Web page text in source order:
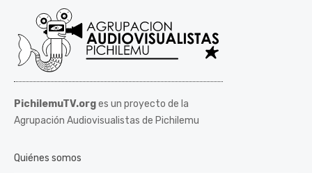
PichilemuTV.orges un proyecto de la
Agrupación Audiovisualistas de Pichilemu
Quiénes somos